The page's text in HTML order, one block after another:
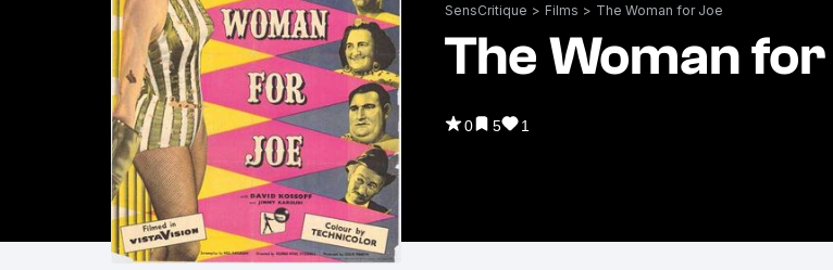
SensCritique > Films > The Woman for Joe
The Woman
0 5 1